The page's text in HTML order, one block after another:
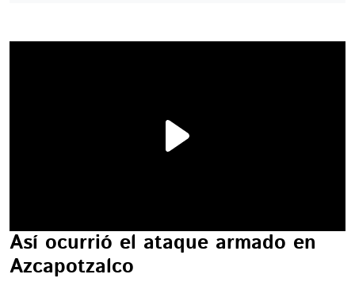
Así ocurrió el ataque armado en
Azcapotzalco